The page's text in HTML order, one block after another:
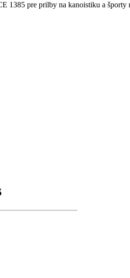
1385 pre prilby na kanoistiku a športy